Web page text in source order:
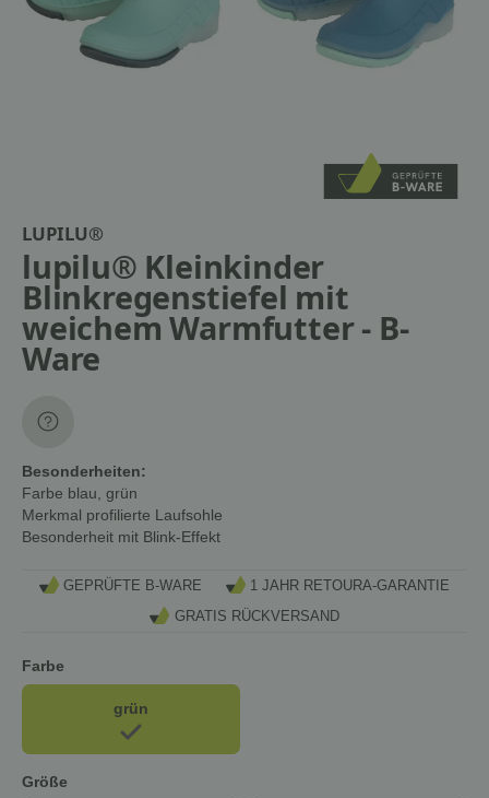
LUPILU®
lupilu® Kleinkinder
Blinkregenstiefel mit
weichem Warmfutter - B-
Ware
Besonderheiten:
Farbe blau, grün
Merkmal profilierte Laufsohle
Besonderheit mit Blink-Effekt
GEPRÜFTE B-WARE
1 JAHR RETOURA-GARANTIE
GRATIS RÜCKVERSAND
Farbe
grün
Größe